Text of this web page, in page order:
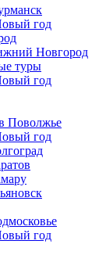
год
Новгород
туры
год
Поволжье
год
год